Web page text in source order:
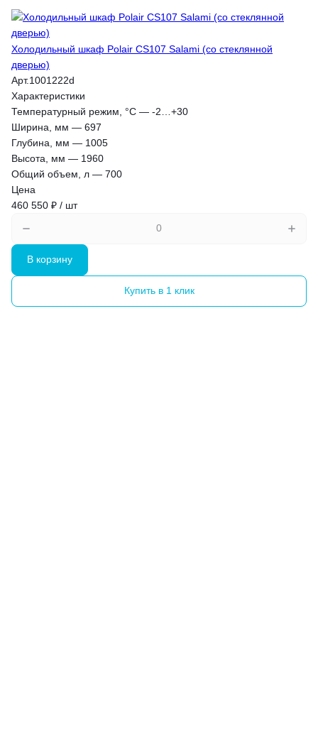
Холодильный шкаф Polair CS107 Salami (со стеклянной
дверью)
Арт.1001222d
Характеристики
Температурный режим, °С — -2…+30
Ширина, мм — 697
Глубина, мм — 1005
Высота, мм — 1960
Общий объем, л — 700
Цена
460 550 ₽ / шт
В корзину
Купить в 1 клик